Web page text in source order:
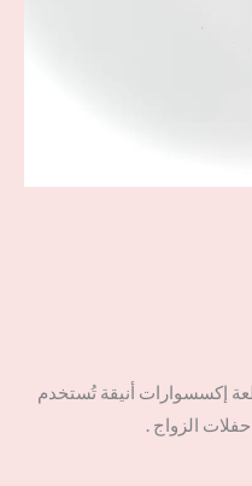
إكسسوارات أنيقة تُستخدم
الزواج .